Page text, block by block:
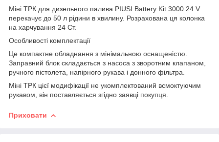
Міні ТРК для дизельного палива PIUSI Battery Kit 3000 24 V
перекачує до 50 л рідини в хвилину. Розрахована ця колонка
на харчування 24 Ст.
Особливості комплектації
Це компактне обладнання з мінімальною оснащеністю.
Заправний блок складається з насоса з зворотним клапаном,
ручного пістолета, напірного рукава і донного фільтра.
Міні ТРК цієї модифікації не укомплектований всмоктуючим
рукавом, він поставляється згідно заявці покупця.
Приховати